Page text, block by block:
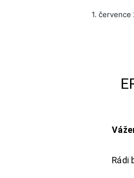
1. července
Rádi